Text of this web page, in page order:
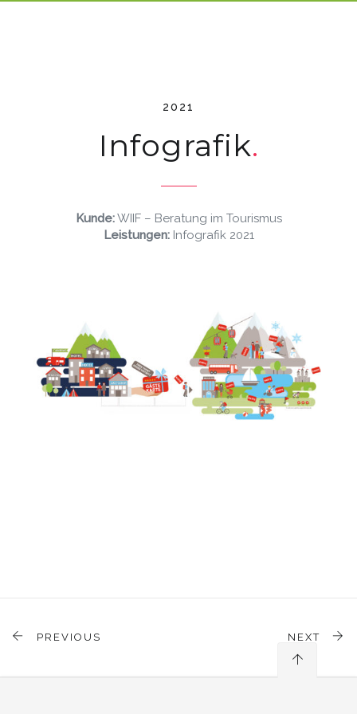
2021
Infografik
Kunde:WIIF – Beratung im Tourismus
Leistungen: Infografik 2021
PREVIOUS NEXT